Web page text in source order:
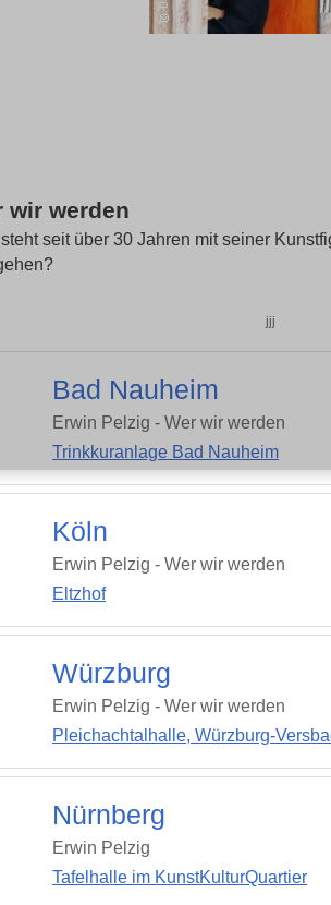
wir werden
seit über 30 Jahren mit seiner
jjj
Bad Nauheim
Erwin Pelzig - Wer wir werden
Trinkkuranlage Bad Nauheim
Köln
Erwin Pelzig - Wer wir werden
Eltzhof
Würzburg
Erwin Pelzig - Wer wir werden
Pleichachtalhalle, Würzburg-
Nürnberg
Erwin Pelzig
Tafelhalle im KunstKulturQuartier